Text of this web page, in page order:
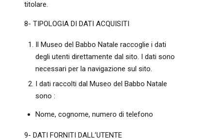
titolare.
8- TIPOLOGIA DI DATI ACQUISITI
Il Museo del Babbo Natale raccoglie i dati
degli utenti direttamente dal sito. I dati sono
necessari per la navigazione sul sito.
I dati raccolti dal Museo del Babbo Natale
sono :
Nome, cognome, numero di telefono
9- DATI FORNITI DALL’UTENTE